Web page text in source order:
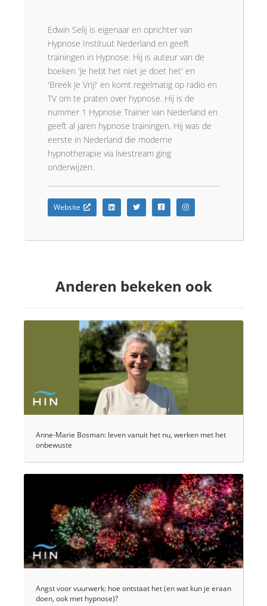
Edwin Selij is eigenaar en oprichter van
Hypnose Instituut Nederland en geeft
trainingen in Hypnose. Hij is auteur van de
boeken 'Je hebt het niet je doet het' en
'Breek Je Vrij!' en komt regelmatig op radio en
TV om te praten over hypnose. Hij is de
nummer 1 Hypnose Trainer van Nederland en
geeft al jaren hypnose trainingen. Hij was de
eerste in Nederland die moderne
hypnotherapie via livestream ging
onderwijzen.
Website
Anderen bekeken ook
Anne-Marie Bosman: leven vanuit het nu, werken met het
onbewuste
Angst voor vuurwerk: hoe ontstaat het (en wat kun je eraan
doen, ook met hypnose)?